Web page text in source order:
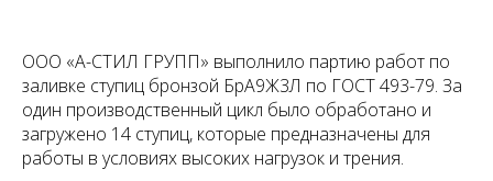
ООО «А-СТИЛ ГРУПП» выполнило партию работ по
заливке ступиц бронзой БрА9Ж3Л по ГОСТ 493-79. За
один производственный цикл было обработано и
загружено 14 ступиц, которые предназначены для
работы в условиях высоких нагрузок и трения.